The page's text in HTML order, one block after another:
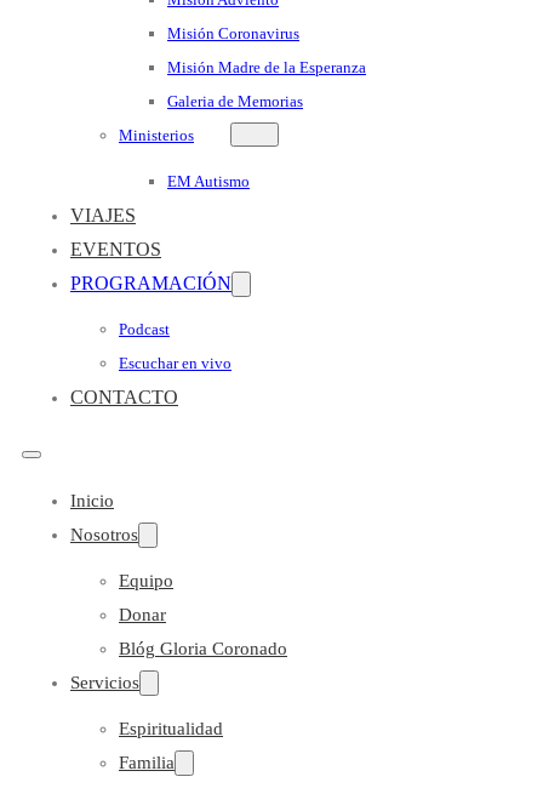
Misión Coronavirus
Misión Madre de la Esperanza
Galeria de Memorias
Ministerios
EM Autismo
VIAJES
EVENTOS
PROGRAMACIÓN
Podcast
Escuchar en vivo
CONTACTO
Inicio
Nosotros
Equipo
Donar
Blóg Gloria Coronado
Servicios
Espiritualidad
Familia